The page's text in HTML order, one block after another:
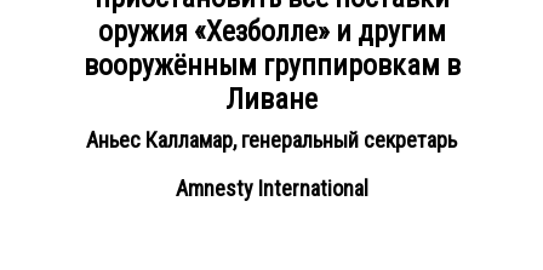
оружия «Хезболле» и другим
вооружённым группировкам в
Ливане
Аньес Калламар, генеральный секретарь
Amnesty International